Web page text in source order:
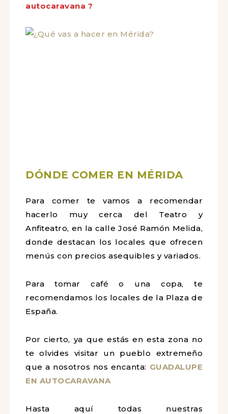
autocaravana ?
DÓNDE COMER EN MÉRIDA
Para comer te vamos a recomendar
hacerlo muy cerca del Teatro y
Anfiteatro, en la calle José Ramón Melida,
donde destacan los locales que ofrecen
menús con precios asequibles y variados.
Para tomar café o una copa, te
recomendamos los locales de la Plaza de
España.
Por cierto, ya que estás en esta zona no
te olvides visitar un pueblo extremeño
que a nosotros nos encanta: GUADALUPE
EN AUTOCARAVANA
Hasta aquí todas nuestras